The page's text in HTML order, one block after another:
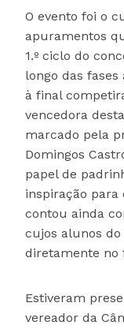
O evento foi o
apuramentos
1.º ciclo do
longo das
à final
vencedora
marcado pela
Domingos
papel de
inspiração para
contou ainda
cujos alunos
diretamente no
Estiveram
vereador da